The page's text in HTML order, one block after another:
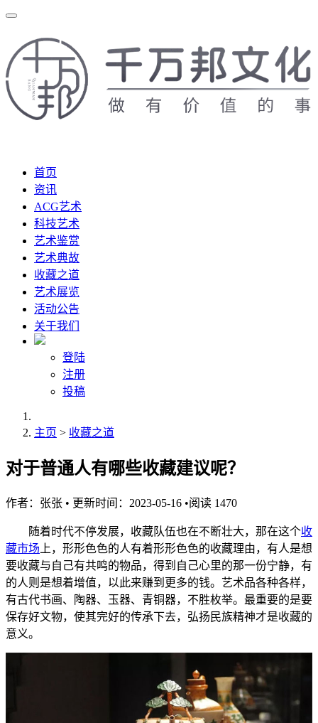
首页
资讯
ACG艺术
科技艺术
艺术鉴赏
艺术典故
收藏之道
艺术展览
活动公告
关于我们
登陆
注册
投稿
主页 > 收藏之道
对于普通人有哪些收藏建议呢？
作者： 张张 • 更新时间：2023-05-16 •阅读 1470
随着时代不停发展，收藏队伍也在不断壮大，那在这个收
藏市场 上，形形色色的人有着形形色色的收藏理由，有人是想
要收藏与自己有共鸣的物品，得到自己心里的那一份宁静，有
的人则是想着增值，以此来赚到更多的钱。艺术品各种各样，
有古代书画、陶器、玉器、青铜器，不胜枚举。最重要的是要
保存好文物，使其完好的传承下去，弘扬民族精神才是收藏的
意义。